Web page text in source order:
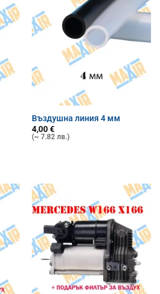
Въздушна линия 4 мм
4,00€
(~ 7.82 лв.)